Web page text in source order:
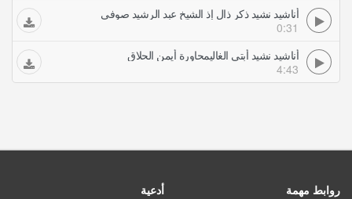
أناشيد نشيد ذكر ذال إذ الشيخ عبد الرشيد صوفي
0:31
أناشيد نشيد أبتي الغاليمحاورة أيمن الحلاق
4:43
روابط مهمة
أدعية